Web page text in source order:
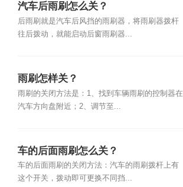
汽车后雨刷怎么关？
后雨刷就是汽车后风挡的雨刷器，将雨刷器拨杆
往后拨动，就能启动后窗雨刷器...
雨刷怎样关？
雨刷的关闭方法是：1、找到车辆雨刷的控制器在
汽车方向盘附近；2、调节至...
车的后面雨刷怎么关？
车的后面雨刷的关闭方法：汽车的雨刷拨杆上有
这个开关，拨动即可更换不同挡...